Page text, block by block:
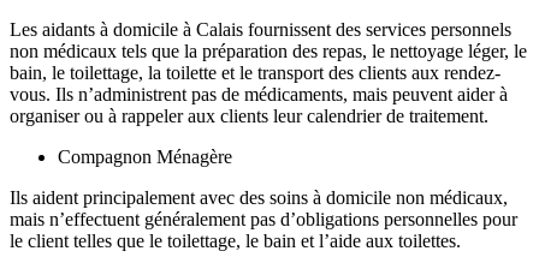
Les aidants à domicile à Calais fournissent des services personnels
non médicaux tels que la préparation des repas, le nettoyage léger, le
bain, le toilettage, la toilette et le transport des clients aux rendez-
vous. Ils n’administrent pas de médicaments, mais peuvent aider à
organiser ou à rappeler aux clients leur calendrier de traitement.
Compagnon Ménagère
Ils aident principalement avec des soins à domicile non médicaux,
mais n’effectuent généralement pas d’obligations personnelles pour
le client telles que le toilettage, le bain et l’aide aux toilettes.